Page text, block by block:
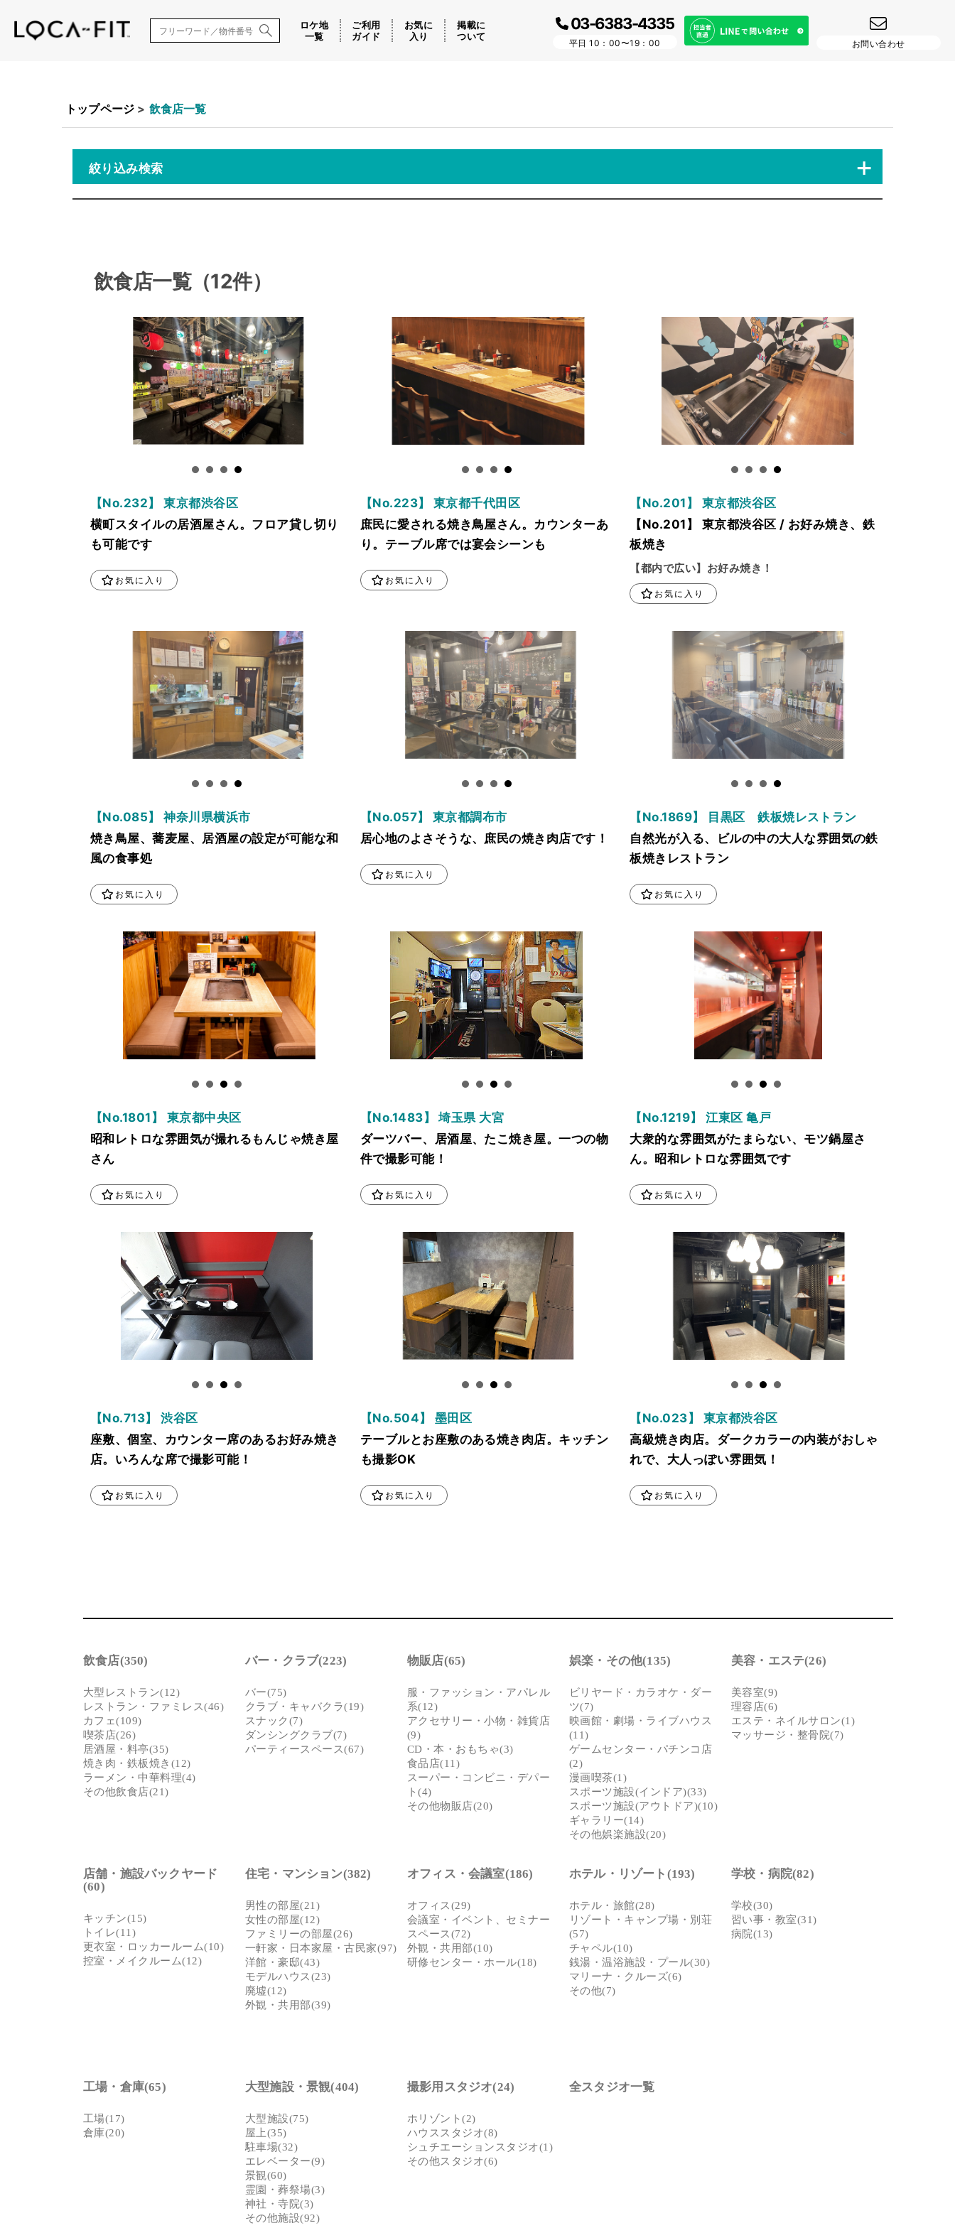
ロケ地
一覧
ご利用
ガイド
お気に
入り
掲載に
ついて
03-6383-4335
平日 10：00〜19：00 お問い合わせ
トップページ > 飲食店一覧
絞り込み検索 +
飲食店一覧（12件）
【No.232】 東京都渋谷区
横町スタイルの居酒屋さん。フロア貸し切り
も可能です
お気に入り
【No.223】 東京都千代田区
庶民に愛される焼き鳥屋さん。カウンターあ
り。テーブル席では宴会シーンも
お気に入り
【No.201】 東京都渋谷区
【No.201】 東京都渋谷区 / お好み焼き、鉄
板焼き
【都内で広い】お好み焼き！
お気に入り
【No.085】 神奈川県横浜市
焼き鳥屋、蕎麦屋、居酒屋の設定が可能な和
風の食事処
お気に入り
【No.057】 東京都調布市
居心地のよさそうな、庶民の焼き肉店です！
お気に入り
【No.1869】 目黒区 鉄板焼レストラン
自然光が入る、ビルの中の大人な雰囲気の鉄
板焼きレストラン
お気に入り
【No.1801】 東京都中央区
昭和レトロな雰囲気が撮れるもんじゃ焼き屋
さん
お気に入り
【No.1483】 埼玉県 大宮
ダーツバー、居酒屋、たこ焼き屋。一つの物
件で撮影可能！
お気に入り
【No.1219】 江東区 亀戸
大衆的な雰囲気がたまらない、モツ鍋屋さ
ん。昭和レトロな雰囲気です
お気に入り
【No.713】 渋谷区
座敷、個室、カウンター席のあるお好み焼き
店。いろんな席で撮影可能！
お気に入り
【No.504】 墨田区
テーブルとお座敷のある焼き肉店。キッチン
も撮影OK
お気に入り
【No.023】 東京都渋谷区
高級焼き肉店。ダークカラーの内装がおしゃ
れで、大人っぽい雰囲気！
お気に入り
飲食店(350)
大型レストラン(12)
レストラン・ファミレス(46)
カフェ(109)
喫茶店(26)
居酒屋・料亭(35)
焼き肉・鉄板焼き(12)
ラーメン・中華料理(4)
その他飲食店(21)
バー・クラブ(223)
バー(75)
クラブ・キャバクラ(19)
スナック(7)
ダンシングクラブ(7)
パーティースペース(67)
物販店(65)
服・ファッション・アパレル
系(12)
アクセサリー・小物・雑貨店
(9)
CD・本・おもちゃ(3)
食品店(11)
スーパー・コンビニ・デパー
ト(4)
その他物販店(20)
娯楽・その他(135)
ビリヤード・カラオケ・ダー
ツ(7)
映画館・劇場・ライブハウス
(11)
ゲームセンター・パチンコ店
(2)
漫画喫茶(1)
スポーツ施設(インドア)(33)
スポーツ施設(アウトドア)(10)
ギャラリー(14)
その他娯楽施設(20)
美容・エステ(26)
美容室(9)
理容店(6)
エステ・ネイルサロン(1)
マッサージ・整骨院(7)
店舗・施設バックヤード
(60)
キッチン(15)
トイレ(11)
更衣室・ロッカールーム(10)
控室・メイクルーム(12)
住宅・マンション(382)
男性の部屋(21)
女性の部屋(12)
ファミリーの部屋(26)
一軒家・日本家屋・古民家(97)
洋館・豪邸(43)
モデルハウス(23)
廃墟(12)
外観・共用部(39)
オフィス・会議室(186)
オフィス(29)
会議室・イベント、セミナー
スペース(72)
外観・共用部(10)
研修センター・ホール(18)
ホテル・リゾート(193)
ホテル・旅館(28)
リゾート・キャンプ場・別荘
(57)
チャペル(10)
銭湯・温浴施設・プール(30)
マリーナ・クルーズ(6)
その他(7)
学校・病院(82)
学校(30)
習い事・教室(31)
病院(13)
工場・倉庫(65)
工場(17)
倉庫(20)
大型施設・景観(404)
大型施設(75)
屋上(35)
駐車場(32)
エレベーター(9)
景観(60)
霊園・葬祭場(3)
神社・寺院(3)
その他施設(92)
撮影用スタジオ(24)
ホリゾント(2)
ハウススタジオ(8)
シュチエーションスタジオ(1)
その他スタジオ(6)
全スタジオ一覧